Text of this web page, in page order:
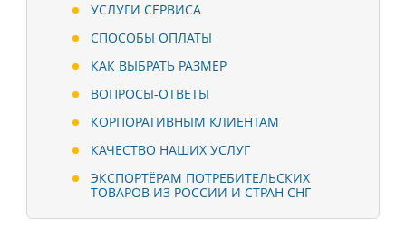
УСЛУГИ СЕРВИСА
СПОСОБЫ ОПЛАТЫ
КАК ВЫБРАТЬ РАЗМЕР
ВОПРОСЫ-ОТВЕТЫ
КОРПОРАТИВНЫМ КЛИЕНТАМ
КАЧЕСТВО НАШИХ УСЛУГ
ЭКСПОРТЁРАМ ПОТРЕБИТЕЛЬСКИХ
ТОВАРОВ ИЗ РОССИИ И СТРАН СНГ